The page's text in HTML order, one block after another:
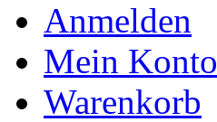
Anmelden
Mein Konto
Warenkorb